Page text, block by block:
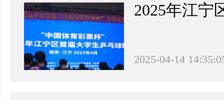
2025年江宁
2025-04-14